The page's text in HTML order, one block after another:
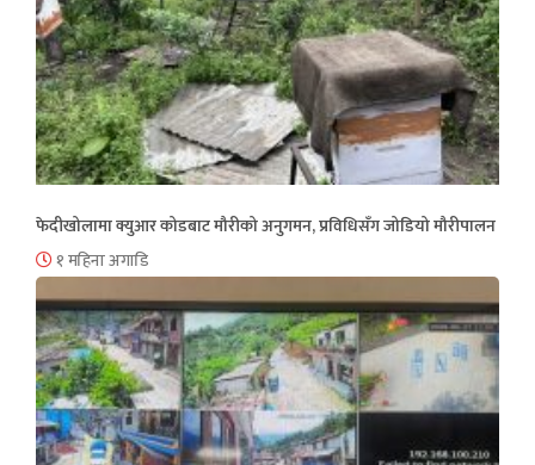
फेदीखोलामा क्युआर कोडबाट मौरीको अनुगमन, प्रविधिसँग जोडियो मौरीपालन
१ महिना अगाडि